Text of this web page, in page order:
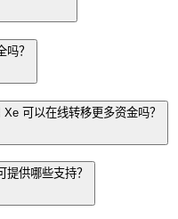
？
可以在线转移更多资金吗？
供哪些支持？